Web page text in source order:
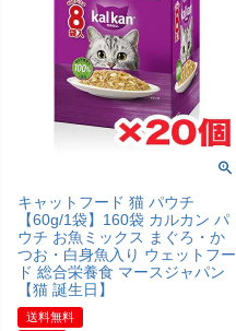
キャットフード 猫 パウチ
【60g/1袋】160袋 カルカン パ
ウチ お魚ミックス まぐろ・か
つお・白身魚入り ウェットフー
ド 総合栄養食 マースジャパン
【猫 誕生日】
送料無料